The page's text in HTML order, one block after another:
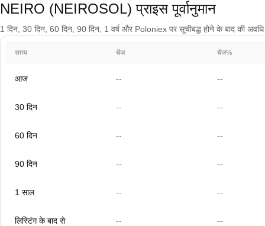
NEIRO (NEIROSOL) प्राइस पूर्वानुमान
1 दिन, 30 दिन, 60 दिन, 90 दिन, 1 वर्ष और Poloniex पर सूचीबद्ध होने के बाद की
समय चेंज चेंज%
आज -- --
30 दिन -- --
60 दिन -- --
90 दिन -- --
1 साल -- --
लिस्टिंग के बाद से -- --